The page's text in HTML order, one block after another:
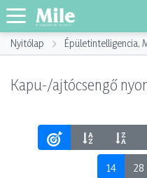
Nyitólap Épületintelligencia,
Kapu-/ajtócsengő
14 28